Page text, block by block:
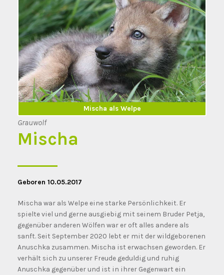
Mischa als Welpe
Mischa erwachsen
Grauwolf
Mischa
Geboren 10.05.2017
Mischa war als Welpe eine starke Persönlichkeit. Er
spielte viel und gerne ausgiebig mit seinem Bruder Petja,
gegenüber anderen Wölfen war er oft alles andere als
sanft. Seit September 2020 lebt er mit der wildgeborenen
Anuschka zusammen. Mischa ist erwachsen geworden. Er
verhält sich zu unserer Freude geduldig und ruhig
Anuschka gegenüber und ist in ihrer Gegenwart ein